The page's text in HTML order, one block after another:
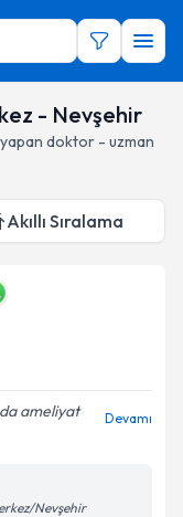
- Nevşehir
doktor - uzman
Akıllı Sıralama
ameliyat
Devamı
Nevşehir